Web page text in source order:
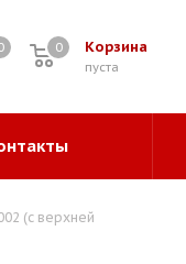
Корзина
0
пуста
0
(с верхней